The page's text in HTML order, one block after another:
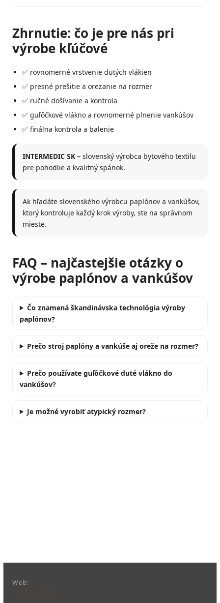
Zhrnutie: čo je pre nás pri
výrobe kľúčové
✅ rovnomerné vrstvenie dutých vlákien
✅ presné prešitie a orezanie na rozmer
✅ ručné došívanie a kontrola
✅ guľôčkové vlákno a rovnomerné plnenie vankúšov
✅ finálna kontrola a balenie
INTERMEDIC SK – slovenský výrobca bytového textilu
pre pohodlie a kvalitný spánok.
Ak hľadáte slovenského výrobcu paplónov a vankúšov,
ktorý kontroluje každý krok výroby, ste na správnom
mieste.
FAQ – najčastejšie otázky o
výrobe paplónov a vankúšov
Čo znamená škandinávska technológia výroby
paplónov?
Prečo stroj paplóny a vankúše aj oreže na rozmer?
Prečo používate guľôčkové duté vlákno do
vankúšov?
Je možné vyrobiť atypický rozmer?
Web: